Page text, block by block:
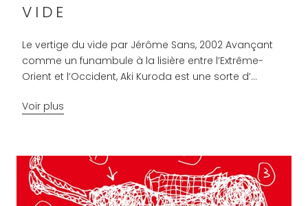
VIDE
Le vertige du vide par Jérôme Sans, 2002 Avançant
comme un funambule à la lisière entre l’Extrême-
Orient et l’Occident, Aki Kuroda est une sorte d’...
Voir plus